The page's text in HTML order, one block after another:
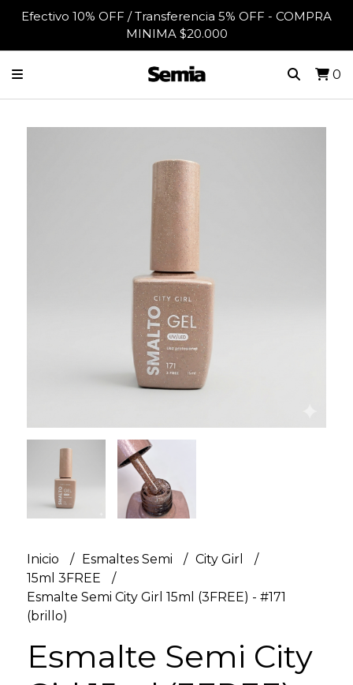
Efectivo 10% OFF / Transferencia 5% OFF - COMPRA
MINIMA $20.000
0
Inicio Esmaltes Semi
City Girl
15ml 3FREE
Esmalte Semi City Girl 15ml (3FREE) - #171
(brillo)
Esmalte Semi City